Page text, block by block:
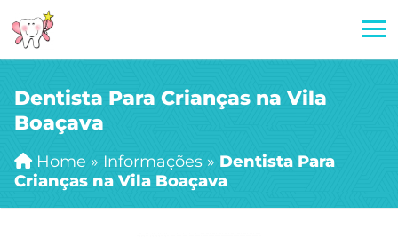
Dentista Para Crianças na Vila
Boaçava
Home » Informações » Dentista Para
Crianças na Vila Boaçava